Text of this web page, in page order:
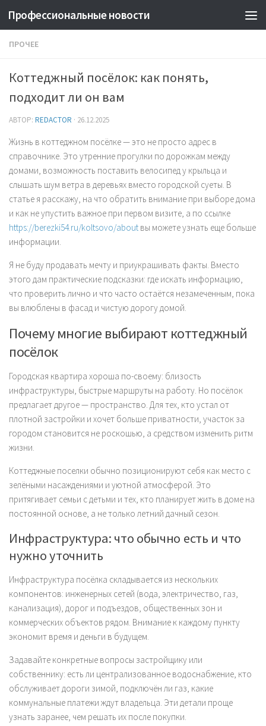
Профессиональные новости
ПРОЧЕЕ
Коттеджный посёлок: как понять,
подходит ли он вам
АВТОР: REDACTOR · 26.12.2025
Жизнь в коттеджном посёлке — это не просто адрес в
справочнике. Это утренние прогулки по дорожкам между
домами, возможность поставить велосипед у крыльца и
слышать шум ветра в деревьях вместо городской суеты. В
статье я расскажу, на что обратить внимание при выборе дома
и как не упустить важное при первом визите, а по ссылке
https://berezki54.ru/koltsovo/about вы можете узнать еще больше
информации.
Я не буду продавать мечту и приукрашивать факты. Вместо
этого дам практические подсказки: где искать информацию,
что проверить лично и что часто остаётся незамеченным, пока
вы влюблены в фасад и чистую дорогу домой.
Почему многие выбирают коттеджный
посёлок
Городская квартира хороша по-своему: близость
инфраструктуры, быстрые маршруты на работу. Но посёлок
предлагает другое — пространство. Для тех, кто устал от
плотной застройки и хочет больше приватности, участок за
городом становится не роскошью, а средством изменить ритм
жизни.
Коттеджные поселки обычно позиционируют себя как место с
зелёными насаждениями и уютной атмосферой. Это
притягивает семьи с детьми и тех, кто планирует жить в доме на
постоянной основе, а не только летний дачный сезон.
Инфраструктура: что обычно есть и что
нужно уточнить
Инфраструктура посёлка складывается из нескольких
компонентов: инженерных сетей (вода, электричество, газ,
канализация), дорог и подъездов, общественных зон и
коммерческих объектов рядом. Внимание к каждому пункту
экономит время и деньги в будущем.
Задавайте конкретные вопросы застройщику или
собственнику: есть ли централизованное водоснабжение, кто
обслуживает дороги зимой, подключён ли газ, какие
коммунальные платежи ждут владельца. Эти детали проще
узнать заранее, чем решать их после покупки.